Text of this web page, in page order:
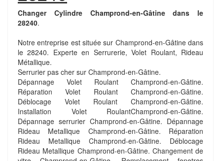
Changer Cylindre Champrond-en-Gâtine dans le
28240.
Notre entreprise est située sur Champrond-en-Gâtine dans
le 28240. Experte en Serrurerie, Volet Roulant, Rideau
Métallique.
Serrurier pas cher sur Champrond-en-Gâtine.
Dépannage Volet Roulant Champrond-en-Gâtine.
Réparation Volet Roulant Champrond-en-Gâtine.
Déblocage Volet Roulant Champrond-en-Gâtine.
Installation Volet RoulantChamprond-en-Gâtine.
Dépannage serrurier Champrond-en-Gâtine. Dépannage
Rideau Metallique Champrond-en-Gâtine. Réparation
Rideau Metallique Champrond-en-Gâtine. Déblocage
Rideau Metallique Champrond-en-Gâtine. Changement de